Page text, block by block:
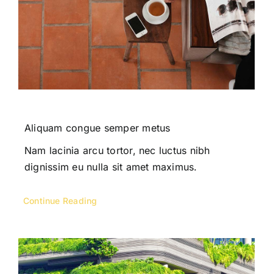
Aliquam congue semper metus
Nam lacinia arcu tortor, nec luctus nibh
dignissim eu nulla sit amet maximus.
Continue Reading